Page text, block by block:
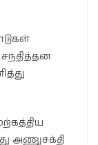
சந்தித்தன
அணுசக்தி